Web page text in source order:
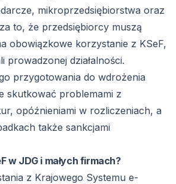
mikroprzedsiębiorstwa oraz
to, że przedsiębiorcy muszą
obowiązkowe korzystanie z KSeF,
prowadzonej działalności.
przygotowania do wdrożenia
skutkować problemami z
opóźnieniami w rozliczeniach, a
także sankcjami
w JDG i małych firmach?
z Krajowego Systemu e-